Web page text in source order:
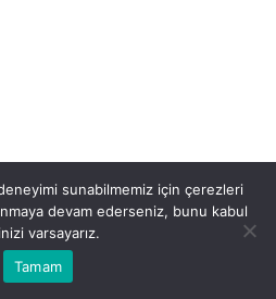
sunabilmemiz için çerezleri
devam ederseniz, bunu kabul
varsayarız.
Tamam